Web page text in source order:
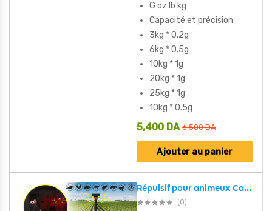
G oz lb kg
Capacité et précision
3kg * 0.2g
6kg * 0.5g
10kg * 1g
20kg * 1g
25kg * 1g
10kg * 0.5g
6,500DA
5,400 DA
Ajouter au panier
Répulsif pour animeux Capteur de mouvement à énergie solaire, alarme sonore et lumineuse 6 LED – مستشعر حركة يعمل بالطاقة الشمسية لطارد الحيوانات
(0)